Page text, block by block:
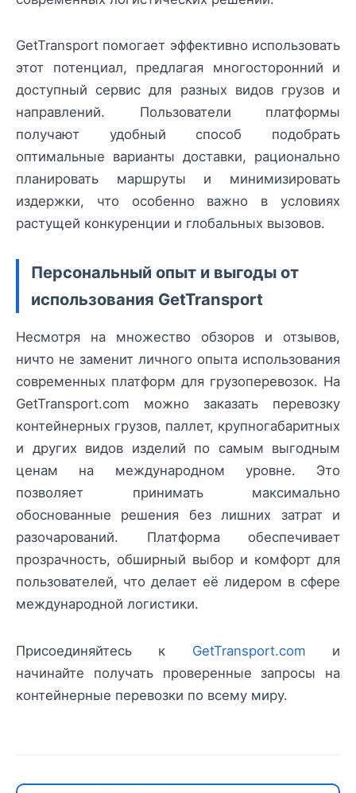
GetTransport помогает эффективно использовать
этот потенциал, предлагая многосторонний и
доступный сервис для разных видов грузов и
направлений. Пользователи платформы
получают удобный способ подобрать
оптимальные варианты доставки, рационально
планировать маршруты и минимизировать
издержки, что особенно важно в условиях
растущей конкуренции и глобальных вызовов.
Персональный опыт и выгоды от
использования GetTransport
Несмотря на множество обзоров и отзывов,
ничто не заменит личного опыта использования
современных платформ для грузоперевозок. На
GetTransport.com можно заказать перевозку
контейнерных грузов, паллет, крупногабаритных
и других видов изделий по самым выгодным
ценам на международном уровне. Это
позволяет принимать максимально
обоснованные решения без лишних затрат и
разочарований. Платформа обеспечивает
прозрачность, обширный выбор и комфорт для
пользователей, что делает её лидером в сфере
международной логистики.
Присоединяйтесь к GetTransport.com и
начинайте получать проверенные запросы на
контейнерные перевозки по всему миру.